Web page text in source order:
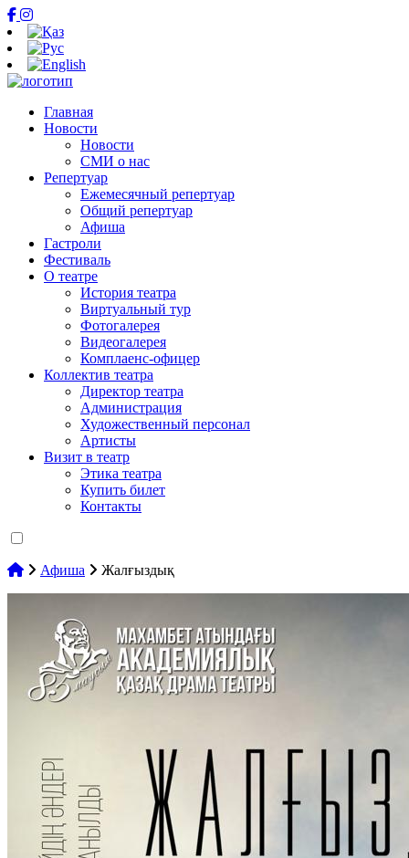
Главная
Новости
Новости
СМИ о нас
Репертуар
Ежемесячный репертуар
Общий репертуар
Афиша
Гастроли
Фестиваль
О театре
История театра
Виртуальный тур
Фотогалерея
Видеогалерея
Комплаенс-офицер
Коллектив театра
Директор театра
Администрация
Художественный персонал
Артисты
Визит в театр
Этика театра
Купить билет
Контакты
Афиша Жалғыздық